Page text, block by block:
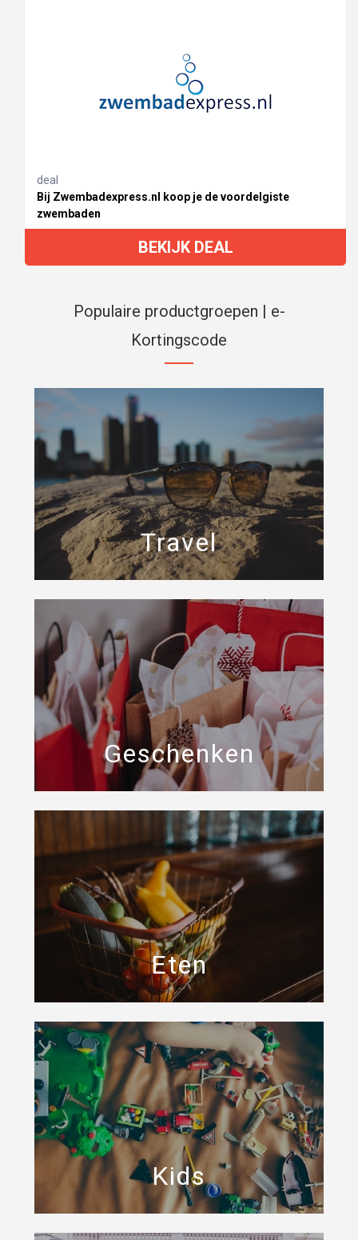
deal
Bij Zwembadexpress.nl koop je de voordelgiste
zwembaden
BEKIJK DEAL
Populaire productgroepen | e-
Kortingscode
Travel
Geschenken
Eten
Kids